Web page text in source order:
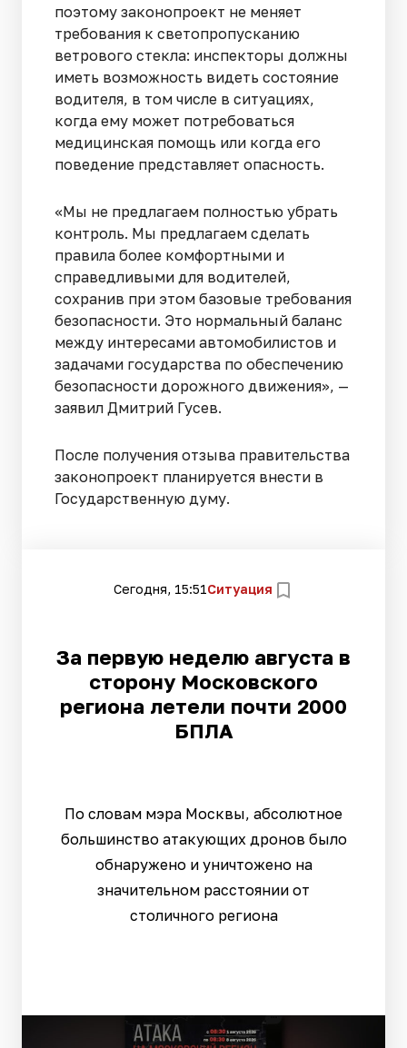
поэтому законопроект не меняет
требования к светопропусканию
ветрового стекла: инспекторы должны
иметь возможность видеть состояние
водителя, в том числе в ситуациях,
когда ему может потребоваться
медицинская помощь или когда его
поведение представляет опасность.
«Мы не предлагаем полностью убрать
контроль. Мы предлагаем сделать
правила более комфортными и
справедливыми для водителей,
сохранив при этом базовые требования
безопасности. Это нормальный баланс
между интересами автомобилистов и
задачами государства по обеспечению
безопасности дорожного движения», —
заявил Дмитрий Гусев.
После получения отзыва правительства
законопроект планируется внести в
Государственную думу.
Сегодня, 15:51Ситуация
За первую неделю августа в
сторону Московского
региона летели почти 2000
БПЛА
По словам мэра Москвы, абсолютное
большинство атакующих дронов было
обнаружено и уничтожено на
значительном расстоянии от
столичного региона